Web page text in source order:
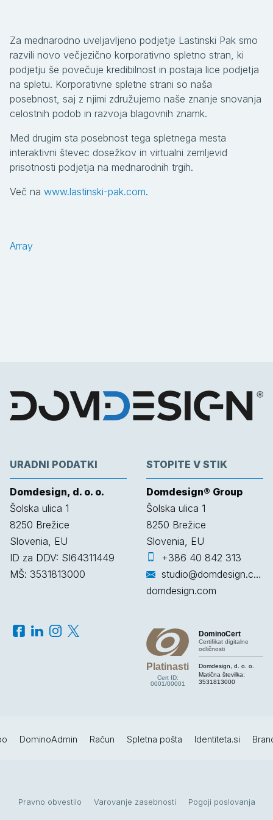
Za mednarodno uveljavljeno podjetje Lastinski Pak smo
razvili novo večjezično korporativno spletno stran, ki
podjetju še povečuje kredibilnost in postaja lice podjetja
na spletu. Korporativne spletne strani so naša
posebnost, saj z njimi združujemo naše znanje snovanja
celostnih podob in razvoja blagovnih znamk.
Med drugim sta posebnost tega spletnega mesta
interaktivni števec dosežkov in virtualni zemljevid
prisotnosti podjetja na mednarodnih trgih.
Več na www.lastinski-pak.com.
Array
URADNI PODATKI
Domdesign, d. o. o.
Šolska ulica 1
8250 Brežice
Slovenia, EU
ID za DDV: SI64311449
MŠ: 3531813000
STOPITE V STIK
Domdesign® Group
Šolska ulica 1
8250 Brežice
Slovenia, EU
+386 40 842 313
studio@domdesign.com
domdesign.com
Platinasti
Cert ID:
0001/00001
DominoCert
Certifikat digitalne
odličnosti
Domdesign, d. o. o.
Matična številka:
3531813000
DominoAdmin Račun Spletna pošta Identiteta.si
Pravno obvestilo Varovanje zasebnosti Pogoji poslovanja